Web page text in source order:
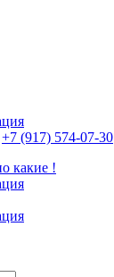
+7 (917) 574-07-30
какие !